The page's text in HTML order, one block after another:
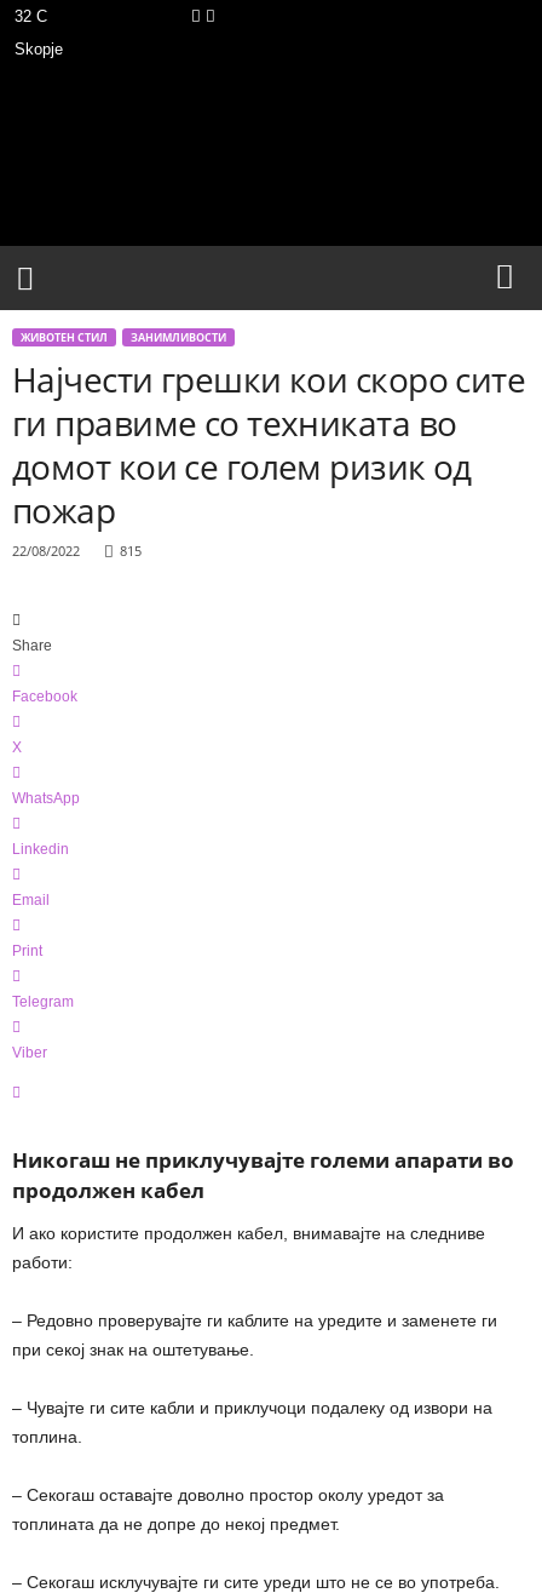
32 C
Skopje
о
ЖИВОТЕН СТИЛ ЗАНИМЛИВОСТИ
Најчести грешки кои скоро сите
ги правиме со техниката во
домот кои се голем ризик од
пожар
22/08/2022 815
Share
Facebook
X
WhatsApp
Linkedin
Email
Print
Telegram
Viber
Никогаш не приклучувајте големи апарати во
продолжен кабел
И ако користите продолжен кабел, внимавајте на следниве
работи:
– Редовно проверувајте ги каблите на уредите и заменете ги
при секој знак на оштетување.
– Чувајте ги сите кабли и приклучоци подалеку од извори на
топлина.
– Секогаш оставајте доволно простор околу уредот за
топлината да не допре до некој предмет.
– Секогаш исклучувајте ги сите уреди што не се во употреба.